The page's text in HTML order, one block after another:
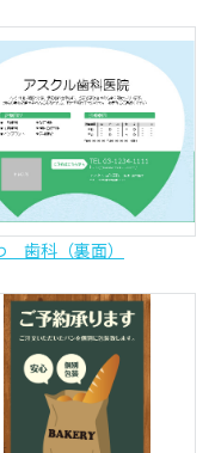
歯科（裏面）